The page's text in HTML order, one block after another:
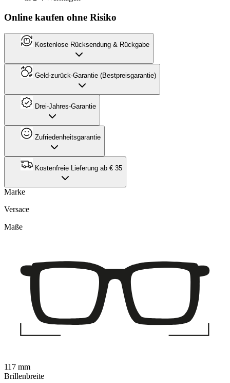
Online kaufen ohne Risiko
Kostenlose Rücksendung & Rückgabe
Geld-zurück-Garantie (Bestpreisgarantie)
Drei-Jahres-Garantie
Zufriedenheitsgarantie
Kostenfreie Lieferung ab € 35
Marke
Versace
Maße
117 mm
Brillenbreite